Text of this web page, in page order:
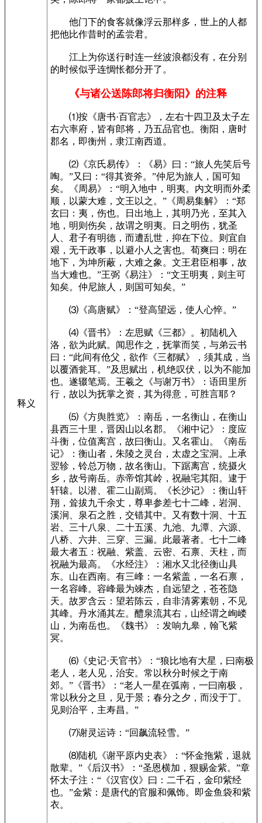
释义
他门下的食客就像浮云那样多，世上的人都
把他比作昔时的孟尝君。
江上为你送行时连一丝波浪都没有，在分别
的时候似乎连惆怅都分开了。
《与诸公送陈郎将归衡阳》的注释
⑴按《唐书·百官志》，左右十四卫及太子左
右六率府，皆有郎将，乃五品官也。衡阳，唐时
郡名，即衡州，隶江南西道。
⑵《京氏易传》：《易》曰：“旅人先笑后号
啕。”又曰：“得其资斧。”仲尼为旅人，国可知
矣。《周易》：“明入地中，明夷。内文明而外柔
顺，以蒙大难，文王以之。”《周易集解》：“郑
玄曰：夷，伤也。日出地上，其明乃光，至其入
地，明则伤矣，故谓之明夷。日之明伤，犹圣
人、君子有明德，而遭乱世，抑在下位。则宜自
艰，无干政事，以避小人之害也。荀爽曰：明在
地下，为坤所蔽，大难之象。文王君臣相事，故
当大难也。”王弼《易注》：“文王明夷，则主可
知矣。仲尼旅人，则国可知矣。”
⑶《高唐赋》：“登高望远，使人心悴。”
⑷《晋书》：左思赋《三都》。初陆机入
洛，欲为此赋。闻思作之，抚掌而笑，与弟云书
曰：“此间有伧父，欲作《三都赋》，须其成，当
以覆酒瓮耳。”及思赋出，机绝叹伏，以为不能加
也。遂辍笔焉。王羲之《与谢万书》：语田里所
行，故以为抚掌之资，其为得意，可胜言耶？
⑸《方舆胜览》：南岳，一名衡山，在衡山
县西三十里，晋因山以名郡。《湘中记》：度应
斗衡，位值离宫，故曰衡山。又名霍山。《南岳
记》：衡山者，朱陵之灵台，太虚之宝洞。上承
翌轸，铃总万物，故名衡山。下踞离宫，统摄火
乡，故号南岳。赤帝馆其岭，祝融宅其阳。逮于
轩辕。以潜、霍二山副焉。《长沙记》：衡山轩
翔，耸拔九千余丈，尊卑参差七十二峰，岩洞、
溪涧、泉石之胜，交错其中。又有数十洞、十五
岩、三十八泉、二十五溪、九池、九潭、六源、
八桥、六井、三穿、三漏。此最著者。七十二峰
最大者五：祝融、紫盖、云密、石禀、天柱，而
祝融为最高。《水经注》：湘水又北径衡山具
东。山在西南。有三峰：一名紫盖，一名石禀，
一名容峰。容峰最为竦杰，自远望之，苍苍隐
天。故罗含云：望若陈云，自非清雾素朝，不见
其峰。丹水涌其左。醴泉流其右，山经谓之峋嵝
山，为南岳也。《魏书》：发响九皋，翰飞紫
冥。
⑹《史记·天官书》：“狼比地有大星，曰南极
老人，老人见，治安。常以秋分时候之于南
郊。”《晋书》：“老人一星在弧南，一曰南极，
常以秋分之旦，见于景；春分之夕，而没于丁。
见则治平，主寿昌。”
⑺谢灵运诗：“回飙流轻雪。”
⑻陆机《谢平原内史表》：“怀金拖紫，退就
散辈。”《后汉书》：“圣恩横加，狠赐金紫。”章
怀太子注：“《汉官仪》曰：二千石，金印紫经
也。”金紫：是唐代的官服和佩饰。即金鱼袋和紫
衣。